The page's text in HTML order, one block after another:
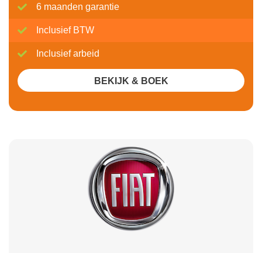
6 maanden garantie
Inclusief BTW
Inclusief arbeid
BEKIJK & BOEK